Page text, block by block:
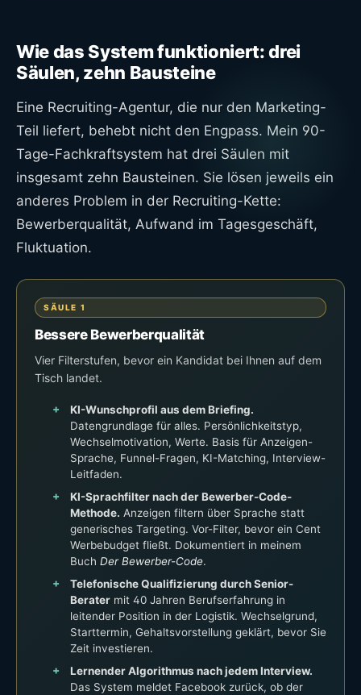
Wie das System funktioniert: drei
Säulen, zehn Bausteine
Eine Recruiting-Agentur, die nur den Marketing-
Teil liefert, behebt nicht den Engpass. Mein 90-
Tage-Fachkraftsystem hat drei Säulen mit
insgesamt zehn Bausteinen. Sie lösen jeweils ein
anderes Problem in der Recruiting-Kette:
Bewerberqualität, Aufwand im Tagesgeschäft,
Fluktuation.
SÄULE 1
Bessere Bewerberqualität
Vier Filterstufen, bevor ein Kandidat bei Ihnen auf dem
Tisch landet.
KI-Wunschprofil aus dem Briefing.
Datengrundlage für alles. Persönlichkeitstyp,
Wechselmotivation, Werte. Basis für Anzeigen-
Sprache, Funnel-Fragen, KI-Matching, Interview-
Leitfaden.
KI-Sprachfilter nach der Bewerber-Code-
Methode. Anzeigen filtern über Sprache statt
generisches Targeting. Vor-Filter, bevor ein Cent
Werbebudget fließt. Dokumentiert in meinem
Buch Der Bewerber-Code.
Telefonische Qualifizierung durch Senior-
Berater mit 40 Jahren Berufserfahrung in
leitender Position in der Logistik. Wechselgrund,
Starttermin, Gehaltsvorstellung geklärt, bevor Sie
Zeit investieren.
Lernender Algorithmus nach jedem Interview.
Das System meldet Facebook zurück, ob der